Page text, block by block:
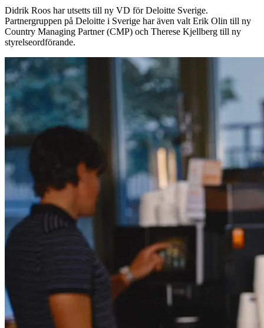
Didrik Roos har utsetts till ny VD för Deloitte Sverige.
Partnergruppen på Deloitte i Sverige har även valt Erik Olin till ny
Country Managing Partner (CMP) och Therese Kjellberg till ny
styrelseordförande.